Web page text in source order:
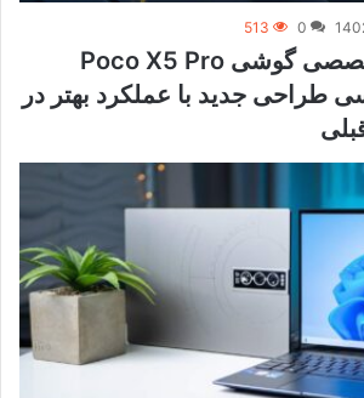
0
513
نقد و بررسی تخصصی گوشی Poco X5 Pro
طراحی جدید با عملکرد بهتر در